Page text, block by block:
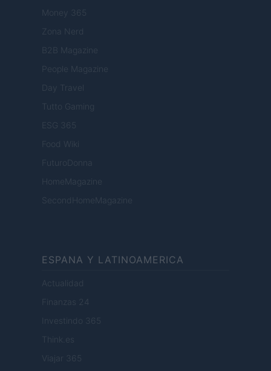
Money 365
Zona Nerd
B2B Magazine
People Magazine
Day Travel
Tutto Gaming
ESG 365
Food Wiki
FuturoDonna
HomeMagazine
SecondHomeMagazine
ESPANA Y LATINOAMERICA
Actualidad
Finanzas 24
Investindo 365
Think.es
Viajar 365